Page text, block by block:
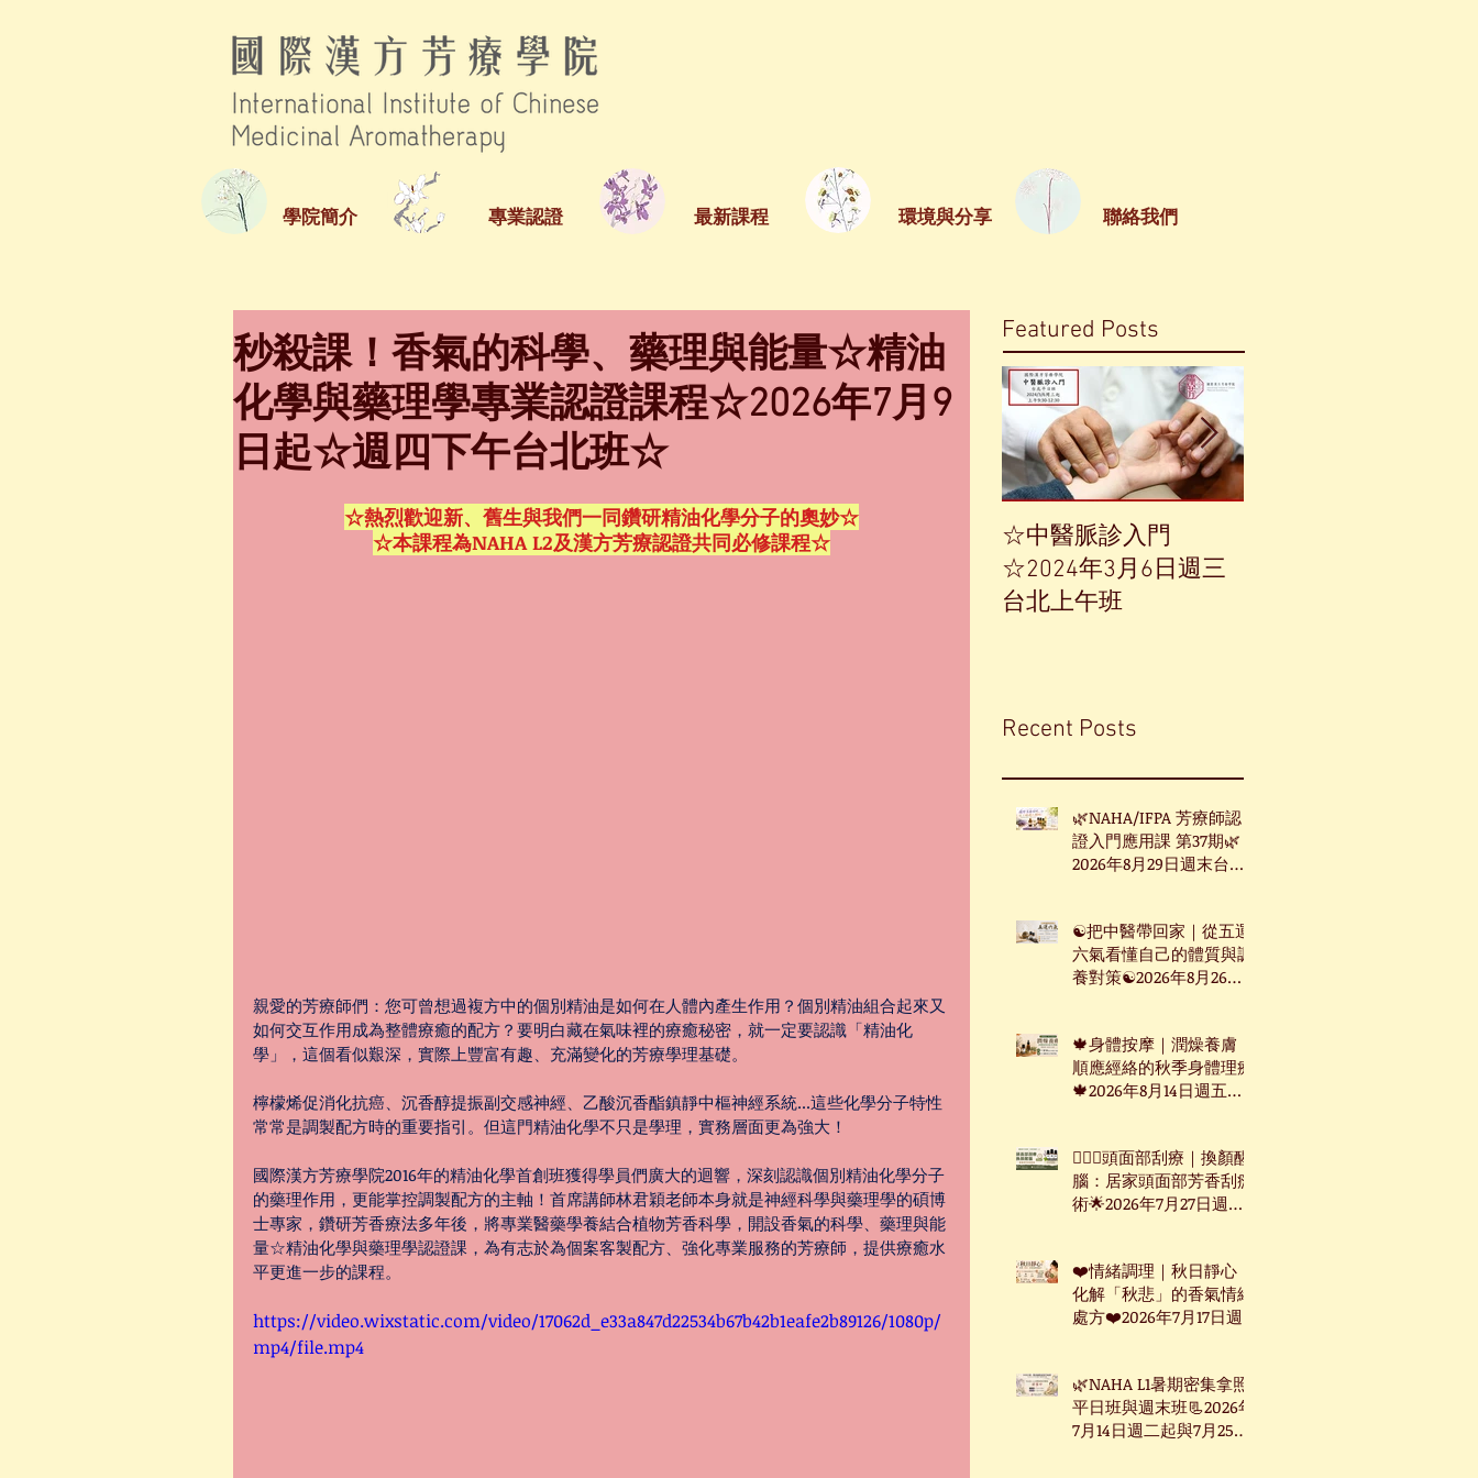
學院簡介 專業認證 最新課程 環境與分享 聯絡我們
秒殺課！香氣的科學、藥理與能量☆精油
化學與藥理學專業認證課程☆2026年7月9
日起☆週四下午台北班☆
☆熱烈歡迎新、舊生與我們一同鑽研精油化學分子的奧妙☆
☆本課程為NAHA L2及漢方芳療認證共同必修課程☆
親愛的芳療師們：您可曾想過複方中的個別精油是如何在人體內產生作用？個別精油組合起來又
如何交互作用成為整體療癒的配方？要明白藏在氣味裡的療癒秘密，就一定要認識「精油化
學」，這個看似艱深，實際上豐富有趣、充滿變化的芳療學理基礎。
檸檬烯促消化抗癌、沉香醇提振副交感神經、乙酸沉香酯鎮靜中樞神經系統...這些化學分子特性
常常是調製配方時的重要指引。但這門精油化學不只是學理，實務層面更為強大！
國際漢方芳療學院2016年的精油化學首創班獲得學員們廣大的迴響，深刻認識個別精油化學分子
的藥理作用，更能掌控調製配方的主軸！首席講師林君穎老師本身就是神經科學與藥理學的碩博
士專家，鑽研芳香療法多年後，將專業醫藥學養結合植物芳香科學，開設香氣的科學、藥理與能
量☆精油化學與藥理學認證課，為有志於為個案客製配方、強化專業服務的芳療師，提供療癒水
平更進一步的課程。
https://video.wixstatic.com/video/17062d_e33a847d22534b67b42b1eafe2b89126/1080p/
mp4/file.mp4
Featured Posts
☆中醫脈診入門
☆2024年3月6日週三
台北上午班
Recent Posts
🌿NAHA/IFPA 芳療師認
證入門應用課 第37期🌿
2026年8月29日週末台北
☯把中醫帶回家｜從五運
六氣看懂自己的體質與調
養對策☯2026年8月26日
🍁身體按摩｜潤燥養膚：
順應經絡的秋季身體理療
🍁2026年8月14日週五台
🧖🏻‍♀️頭面部刮療｜換顏醒
腦：居家頭面部芳香刮痧
術🌟2026年7月27日週一
❤️情緒調理｜秋日靜心：
化解「秋悲」的香氣情緒
處方❤️2026年7月17日週
🌿NAHA L1暑期密集拿照
平日班與週末班📃2026年
7月14日週二起與7月25日